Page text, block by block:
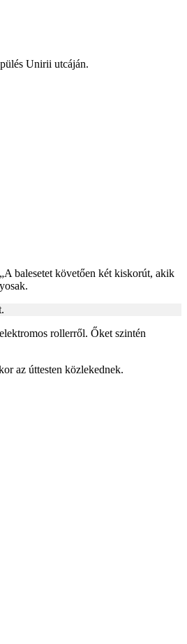
Unirii utcáján.
balesetet követően két kiskorút, akik
rollerről. Őket szintén
az úttesten közlekednek.